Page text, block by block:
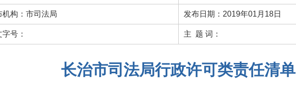
机构：市司法局 发布日期：2019年01月18日
号： 主 题 词：
长治市司法局行政许可类责任清单